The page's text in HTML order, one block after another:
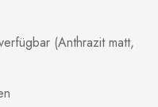
(Anthrazit matt,